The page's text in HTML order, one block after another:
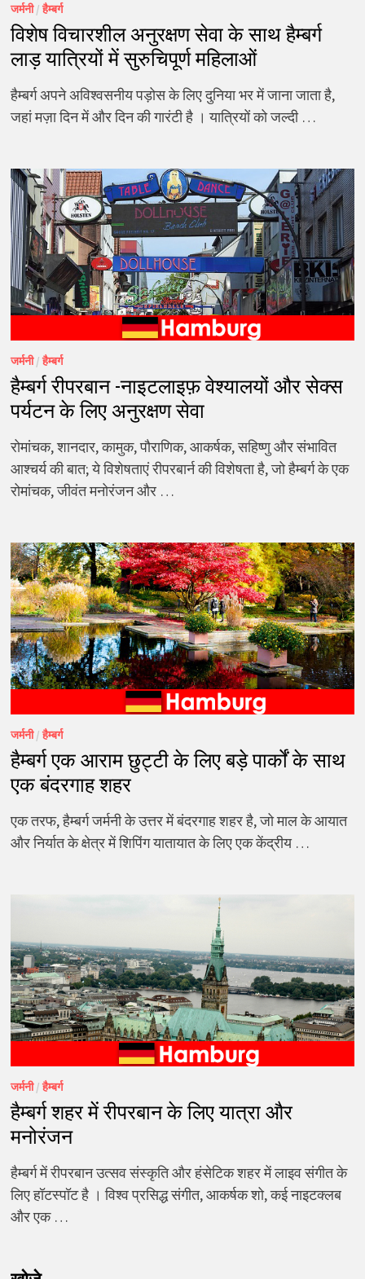
जर्मनी/हैम्बर्ग
विशेष विचारशील अनुरक्षण सेवा के साथ हैम्बर्ग
लाड़ यात्रियों में सुरुचिपूर्ण महिलाओं
हैम्बर्ग अपने अविश्वसनीय पड़ोस के लिए दुनिया भर में जाना जाता है,
जहां मज़ा दिन में और दिन की गारंटी है । यात्रियों को जल्दी …
जर्मनी/हैम्बर्ग
हैम्बर्ग रीपरबान -नाइटलाइफ़ वेश्यालयों और सेक्स
पर्यटन के लिए अनुरक्षण सेवा
रोमांचक, शानदार, कामुक, पौराणिक, आकर्षक, सहिष्णु और संभावित
आश्चर्य की बात; ये विशेषताएं रीपरबार्न की विशेषता है, जो हैम्बर्ग के एक
रोमांचक, जीवंत मनोरंजन और …
जर्मनी/हैम्बर्ग
हैम्बर्ग एक आराम छुट्टी के लिए बड़े पार्कों के साथ
एक बंदरगाह शहर
एक तरफ, हैम्बर्ग जर्मनी के उत्तर में बंदरगाह शहर है, जो माल के आयात
और निर्यात के क्षेत्र में शिपिंग यातायात के लिए एक केंद्रीय …
जर्मनी/हैम्बर्ग
हैम्बर्ग शहर में रीपरबान के लिए यात्रा और
मनोरंजन
हैम्बर्ग में रीपरबान उत्सव संस्कृति और हंसेटिक शहर में लाइव संगीत के
लिए हॉटस्पॉट है । विश्व प्रसिद्ध संगीत, आकर्षक शो, कई नाइटक्लब
और एक …